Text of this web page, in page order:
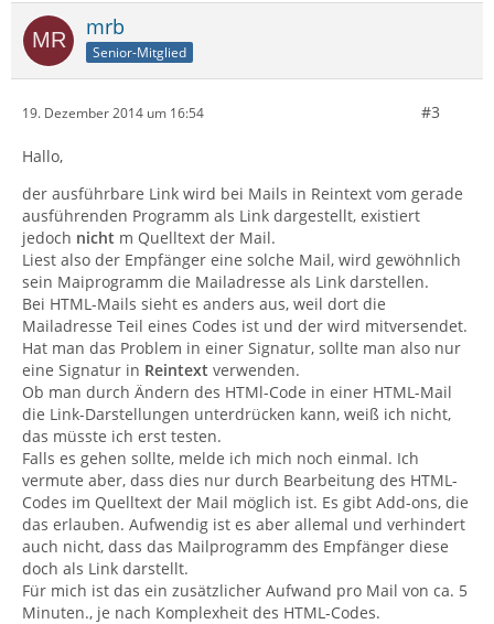
mrb
Senior-Mitglied
19. Dezember 2014 um 16:54 #3
Hallo,
der ausführbare Link wird bei Mails in Reintext vom gerade
ausführenden Programm als Link dargestellt, existiert
jedoch nicht m Quelltext der Mail.
Liest also der Empfänger eine solche Mail, wird gewöhnlich
sein Maiprogramm die Mailadresse als Link darstellen.
Bei HTML-Mails sieht es anders aus, weil dort die
Mailadresse Teil eines Codes ist und der wird mitversendet.
Hat man das Problem in einer Signatur, sollte man also nur
eine Signatur in Reintext verwenden.
Ob man durch Ändern des HTMl-Code in einer HTML-Mail
die Link-Darstellungen unterdrücken kann, weiß ich nicht,
das müsste ich erst testen.
Falls es gehen sollte, melde ich mich noch einmal. Ich
vermute aber, dass dies nur durch Bearbeitung des HTML-
Codes im Quelltext der Mail möglich ist. Es gibt Add-ons, die
das erlauben. Aufwendig ist es aber allemal und verhindert
auch nicht, dass das Mailprogramm des Empfänger diese
doch als Link darstellt.
Für mich ist das ein zusätzlicher Aufwand pro Mail von ca. 5
Minuten., je nach Komplexheit des HTML-Codes.